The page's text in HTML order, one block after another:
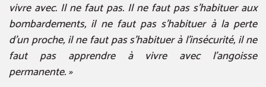
vivre avec. Il ne faut pas. Il ne faut pas s’habituer aux
bombardements, il ne faut pas s’habituer à la perte
d’un proche, il ne faut pas s’habituer à l’insécurité, il ne
faut pas apprendre à vivre avec l’angoisse
permanente. »